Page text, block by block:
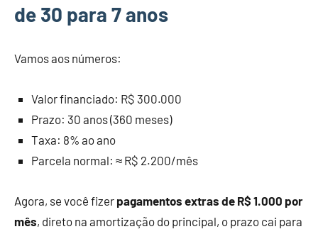
de 30 para 7 anos
Vamos aos números:
Valor financiado: R$ 300.000
Prazo: 30 anos (360 meses)
Taxa: 8% ao ano
Parcela normal: ≈ R$ 2.200/mês
Agora, se você fizer pagamentos extras de R$ 1.000 por
mês, direto na amortização do principal, o prazo cai para